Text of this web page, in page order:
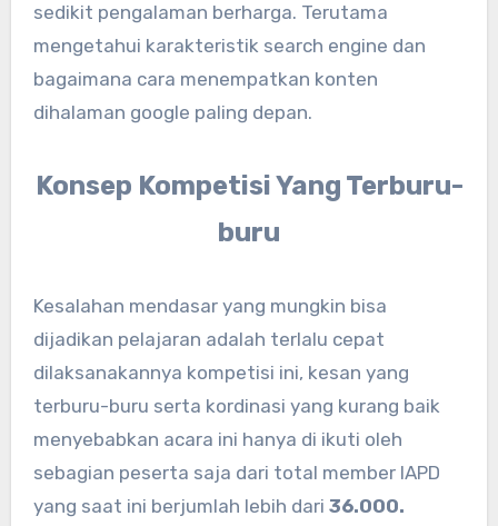
sedikit pengalaman berharga. Terutama
mengetahui karakteristik search engine dan
bagaimana cara menempatkan konten
dihalaman google paling depan.
Konsep Kompetisi Yang Terburu-
buru
Kesalahan mendasar yang mungkin bisa
dijadikan pelajaran adalah terlalu cepat
dilaksanakannya kompetisi ini, kesan yang
terburu-buru serta kordinasi yang kurang baik
menyebabkan acara ini hanya di ikuti oleh
sebagian peserta saja dari total member IAPD
yang saat ini berjumlah lebih dari 36.000.